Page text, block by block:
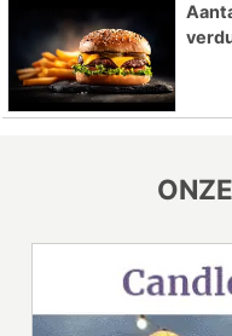
ONZE